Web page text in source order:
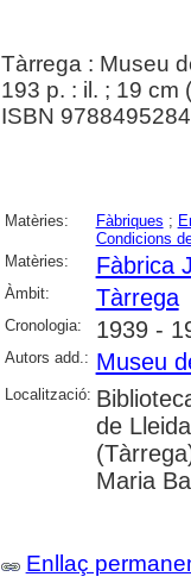
Tàrrega : Museu
193 p. : il. ; 19 cm (
ISBN
Matèries: Fàbriques ;
Condicions
Matèries:
Fàbrica
Àmbit: Tàrrega
Cronologia: 1939 -
Autors add.: Museu
Localització:
de
Maria
Enllaç